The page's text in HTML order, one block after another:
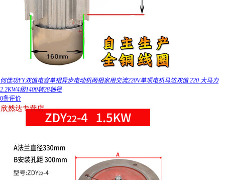
何佳功YY双值电容单相异步电动机两相家用交流220V单项电机马达双值 220 大马力
2.2KW4级1400转28轴径
0条评价